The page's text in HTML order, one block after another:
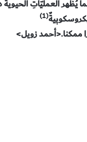
يُظهر العمليّاتِ
(1)
ممكنا.<أحمد زويل>